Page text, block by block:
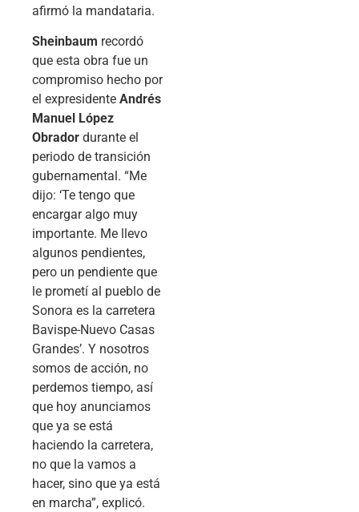
afirmó la mandataria.
Sheinbaum recordó
que esta obra fue un
compromiso hecho por
el expresidente Andrés
Manuel López
Obrador durante el
periodo de transición
gubernamental. “Me
dijo: ‘Te tengo que
encargar algo muy
importante. Me llevo
algunos pendientes,
pero un pendiente que
le prometí al pueblo de
Sonora es la carretera
Bavispe-Nuevo Casas
Grandes’. Y nosotros
somos de acción, no
perdemos tiempo, así
que hoy anunciamos
que ya se está
haciendo la carretera,
no que la vamos a
hacer, sino que ya está
en marcha”, explicó.